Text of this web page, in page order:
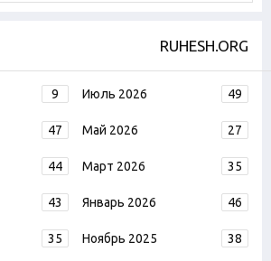
RUHESH.ORG
9 Июль 2026 49
47 Май 2026 27
44 Март 2026 35
43 Январь 2026 46
35 Ноябрь 2025 38